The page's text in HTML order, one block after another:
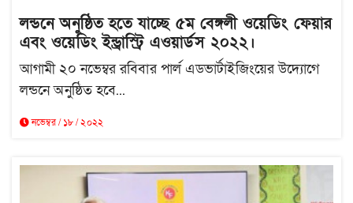
লন্ডনে অনুষ্ঠিত হতে যাচ্ছে ৫ম বেঙ্গলী ওয়েডিং ফেয়ার
এবং ওয়েডিং ইন্ড্রাস্ট্রি এওয়ার্ডস ২০২২।
আগামী ২০ নভেম্বর রবিবার পার্ল এডভার্টাইজিংয়ের উদ্যোগে
লন্ডনে অনুষ্ঠিত হবে...
নভেম্বর / ১৮ / ২০২২